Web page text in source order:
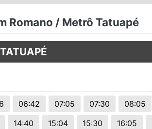
Romano / Metrô Tatuapé
06:42 07:05 07:30 08:05
14:40 15:04 15:30 16:05